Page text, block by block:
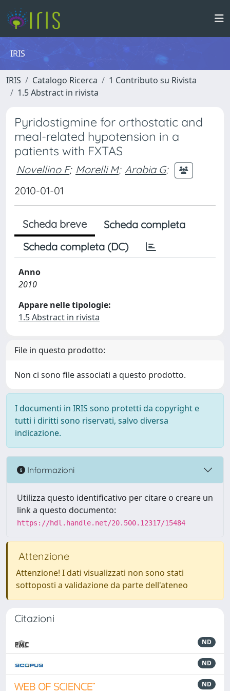
IRIS
IRIS Catalogo Ricerca
1 Contributo su Rivista
1.5 Abstract in rivista
Pyridostigmine for orthostatic and
meal-related hypotension in a
patients with FXTAS
Novellino F; Morelli M; Arabia G;
2010-01-01
Scheda breve
Scheda completa
Scheda completa (DC)
Anno
2010
Appare nelle tipologie:
1.5 Abstract in rivista
File in questo prodotto:
Non ci sono file associati a questo prodotto.
I documenti in IRIS sono protetti da copyright e
tutti i diritti sono riservati, salvo diversa
indicazione.
Informazioni
Utilizza questo identificativo per citare o creare un
link a questo documento:
https://hdl.handle.net/20.500.12317/15484
Attenzione
Attenzione! I dati visualizzati non sono stati
sottoposti a validazione da parte dell'ateneo
Citazioni
ND
ND
ND